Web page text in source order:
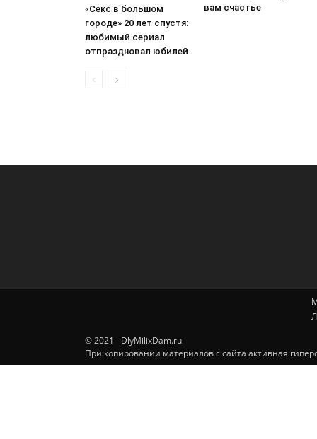
«Секс в большом
городе» 20 лет спустя:
любимый сериал
отпраздновал юбилей
вам счастье
© 2021 - DlyMilixDam.ru
При копировании материалов с сайта активная